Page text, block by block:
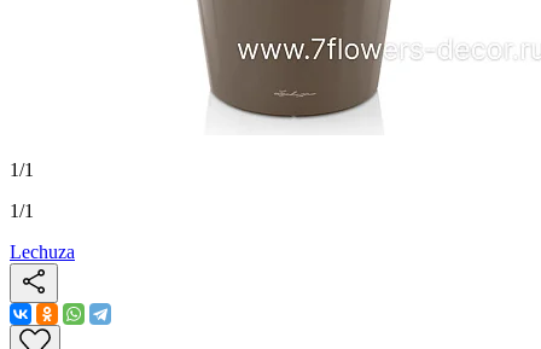
1/1
1/1
Lechuza